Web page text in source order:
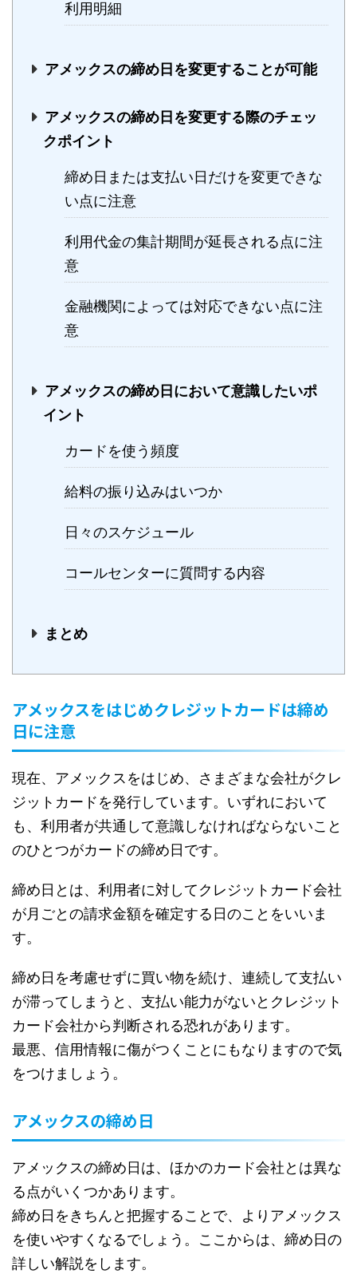
利用明細
アメックスの締め日を変更することが可能
アメックスの締め日を変更する際のチェッ
クポイント
締め日または支払い日だけを変更できな
い点に注意
利用代金の集計期間が延長される点に注
意
金融機関によっては対応できない点に注
意
アメックスの締め日において意識したいポ
イント
カードを使う頻度
給料の振り込みはいつか
日々のスケジュール
コールセンターに質問する内容
まとめ
アメックスをはじめクレジットカードは締め
日に注意
現在、アメックスをはじめ、さまざまな会社がクレ
ジットカードを発行しています。いずれにおいて
も、利用者が共通して意識しなければならないこと
のひとつがカードの締め日です。
締め日とは、利用者に対してクレジットカード会社
が月ごとの請求金額を確定する日のことをいいま
す。
締め日を考慮せずに買い物を続け、連続して支払い
が滞ってしまうと、支払い能力がないとクレジット
カード会社から判断される恐れがあります。
最悪、信用情報に傷がつくことにもなりますので気
をつけましょう。
アメックスの締め日
アメックスの締め日は、ほかのカード会社とは異な
る点がいくつかあります。
締め日をきちんと把握することで、よりアメックス
を使いやすくなるでしょう。ここからは、締め日の
詳しい解説をします。